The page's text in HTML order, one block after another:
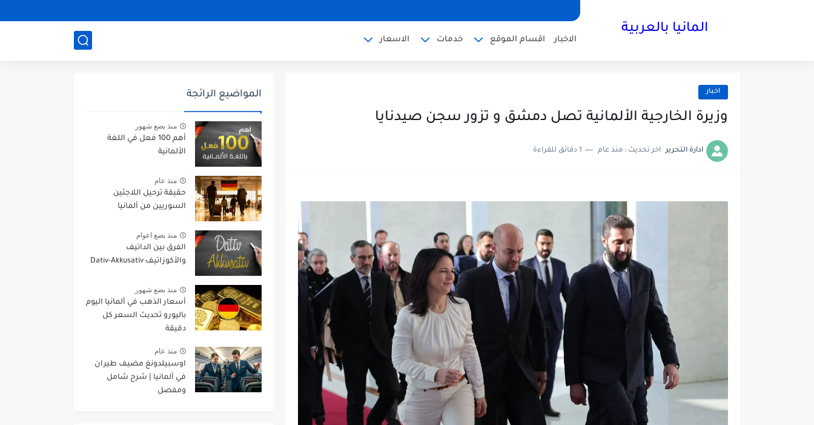
المانيا بالعربية
الاخبار اقسام الموقع خدمات الاسعار
اخبار
وزيرة الخارجية الألمانية تصل دمشق و تزور سجن صيدنايا
ادارة التحرير اخر تحديث : منذ عام 1 دقائق للقراءة
المواضيع الرائجة
منذ بضع شهور
أهم 100 فعل في اللغة
الألمانية
منذ عام
حقيقة ترحيل اللاجئين
السوريين من ألمانيا
منذ بضع اعوام
الفرق بين الداتيف
والأكوزاتيف Dativ-Akkusativ
منذ بضع شهور
أسعار الذهب في ألمانيا اليوم
باليورو تحديث السعر كل
دقيقة
منذ عام
اوسبيلدونغ مضيف طيران
في ألمانيا | شرح شامل
ومفصل